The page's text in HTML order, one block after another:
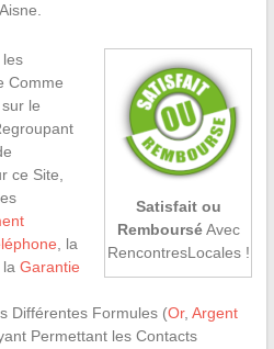
Satisfait ou
RembourséAvec
RencontresLocales !
les
Comme
le
ce Site,
, la
Garantie
Différentes Formules (Or, Argent
Permettant les Contacts